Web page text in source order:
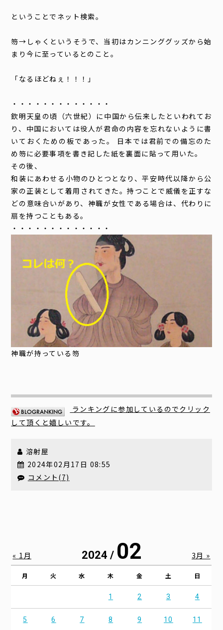
ということでネット検索。
笏→しゃくというそうで、当初はカンニンググッズから始
まり今に至っているとのこと。
「なるほどねぇ！！！」
・・・・・・・・・・・・・
欽明天皇の頃（六世紀）に中国から伝来したといわれてお
り、中国においては役人が君命の内容を忘れないように書
いておくための板であった。 日本では君前での備忘のた
め笏に必要事項を書き記した紙を裏面に貼って用いた。
その後、
和装にあわせる小物のひとつとなり、平安時代以降から公
家の正装として着用されてきた。持つことで威儀を正すな
どの意味合いがあり、神職が女性である場合は、代わりに
扇を持つこともある。
・・・・・・・・・・・・・
神職が持っている笏
ランキングに参加しているのでクリック
して頂くと嬉しいです。
溶射屋
2024年02月17日 08:55
コメント(7)
2024 / 02
月 火 水 木 金 土 日
1 2 3 4
5 6 7 8 9 10 11
« 1月 3月 »